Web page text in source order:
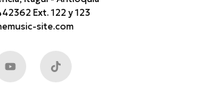
Ext. 122 y 123
site.com